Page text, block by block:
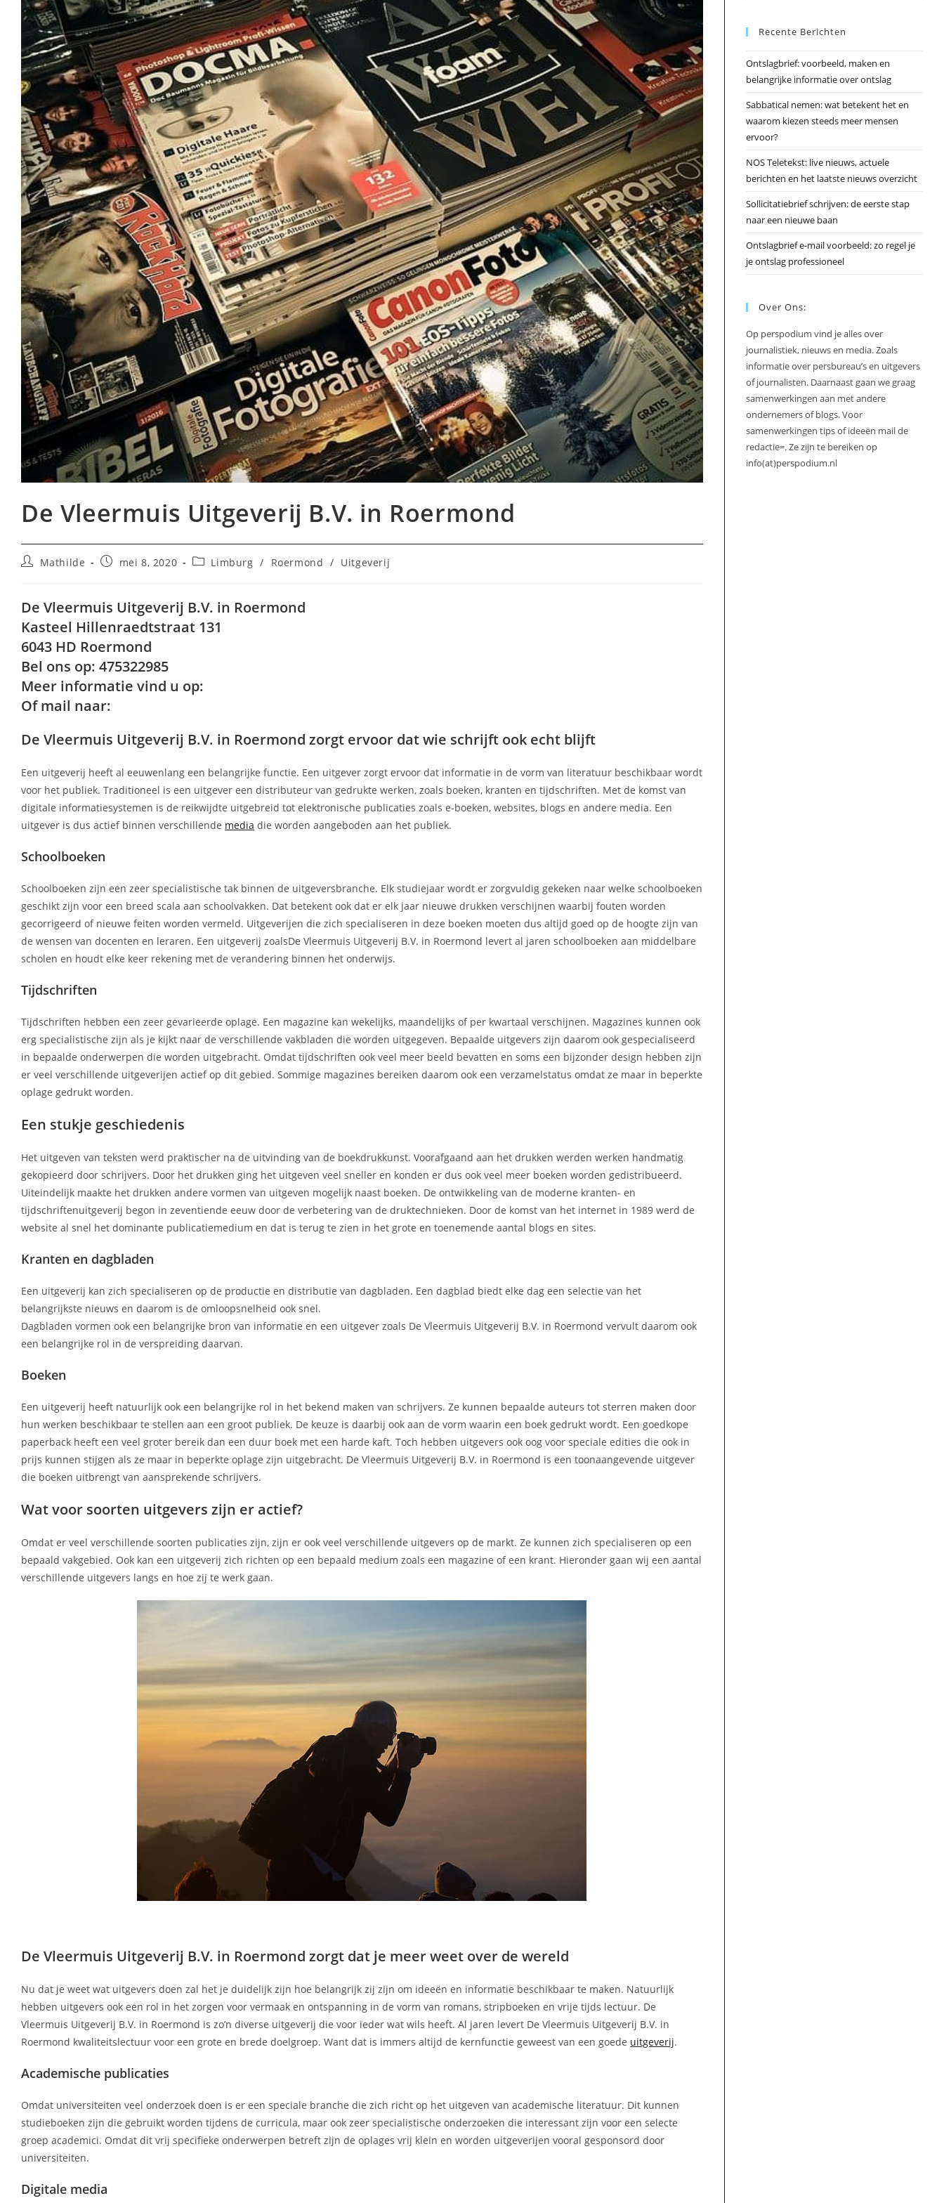
De Vleermuis Uitgeverij B.V. in Roermond
BerichtMathilde
Berichtmei 8, 2020 Berichtcategorie:
Limburg / Roermond / Uitgeverij
De Vleermuis Uitgeverij B.V. in Roermond
Kasteel Hillenraedtstraat 131
6043 HD Roermond
Bel ons op: 475322985
Meer informatie vind u op:
Of mail naar:
De Vleermuis Uitgeverij B.V. in Roermond zorgt ervoor dat wie schrijft ook echt blijft
Een uitgeverij heeft al eeuwenlang een belangrijke functie. Een uitgever zorgt ervoor dat informatie in de vorm van literatuur beschikbaar wordt
voor het publiek. Traditioneel is een uitgever een distributeur van gedrukte werken, zoals boeken, kranten en tijdschriften. Met de komst van
digitale informatiesystemen is de reikwijdte uitgebreid tot elektronische publicaties zoals e-boeken, websites, blogs en andere media. Een
uitgever is dus actief binnen verschillende media die worden aangeboden aan het publiek.
Schoolboeken
Schoolboeken zijn een zeer specialistische tak binnen de uitgeversbranche. Elk studiejaar wordt er zorgvuldig gekeken naar welke schoolboeken
geschikt zijn voor een breed scala aan schoolvakken. Dat betekent ook dat er elk jaar nieuwe drukken verschijnen waarbij fouten worden
gecorrigeerd of nieuwe feiten worden vermeld. Uitgeverijen die zich specialiseren in deze boeken moeten dus altijd goed op de hoogte zijn van
de wensen van docenten en leraren. Een uitgeverij zoalsDe Vleermuis Uitgeverij B.V. in Roermond levert al jaren schoolboeken aan middelbare
scholen en houdt elke keer rekening met de verandering binnen het onderwijs.
Tijdschriften
Tijdschriften hebben een zeer gevarieerde oplage. Een magazine kan wekelijks, maandelijks of per kwartaal verschijnen. Magazines kunnen ook
erg specialistische zijn als je kijkt naar de verschillende vakbladen die worden uitgegeven. Bepaalde uitgevers zijn daarom ook gespecialiseerd
in bepaalde onderwerpen die worden uitgebracht. Omdat tijdschriften ook veel meer beeld bevatten en soms een bijzonder design hebben zijn
er veel verschillende uitgeverijen actief op dit gebied. Sommige magazines bereiken daarom ook een verzamelstatus omdat ze maar in beperkte
oplage gedrukt worden.
Een stukje geschiedenis
Het uitgeven van teksten werd praktischer na de uitvinding van de boekdrukkunst. Voorafgaand aan het drukken werden werken handmatig
gekopieerd door schrijvers. Door het drukken ging het uitgeven veel sneller en konden er dus ook veel meer boeken worden gedistribueerd.
Uiteindelijk maakte het drukken andere vormen van uitgeven mogelijk naast boeken. De ontwikkeling van de moderne kranten- en
tijdschriftenuitgeverij begon in zeventiende eeuw door de verbetering van de druktechnieken. Door de komst van het internet in 1989 werd de
website al snel het dominante publicatiemedium en dat is terug te zien in het grote en toenemende aantal blogs en sites.
Kranten en dagbladen
Een uitgeverij kan zich specialiseren op de productie en distributie van dagbladen. Een dagblad biedt elke dag een selectie van het
belangrijkste nieuws en daarom is de omloopsnelheid ook snel.
Dagbladen vormen ook een belangrijke bron van informatie en een uitgever zoals De Vleermuis Uitgeverij B.V. in Roermond vervult daarom ook
een belangrijke rol in de verspreiding daarvan.
Boeken
Een uitgeverij heeft natuurlijk ook een belangrijke rol in het bekend maken van schrijvers. Ze kunnen bepaalde auteurs tot sterren maken door
hun werken beschikbaar te stellen aan een groot publiek. De keuze is daarbij ook aan de vorm waarin een boek gedrukt wordt. Een goedkope
paperback heeft een veel groter bereik dan een duur boek met een harde kaft. Toch hebben uitgevers ook oog voor speciale edities die ook in
prijs kunnen stijgen als ze maar in beperkte oplage zijn uitgebracht. De Vleermuis Uitgeverij B.V. in Roermond is een toonaangevende uitgever
die boeken uitbrengt van aansprekende schrijvers.
Wat voor soorten uitgevers zijn er actief?
Omdat er veel verschillende soorten publicaties zijn, zijn er ook veel verschillende uitgevers op de markt. Ze kunnen zich specialiseren op een
bepaald vakgebied. Ook kan een uitgeverij zich richten op een bepaald medium zoals een magazine of een krant. Hieronder gaan wij een aantal
verschillende uitgevers langs en hoe zij te werk gaan.
De Vleermuis Uitgeverij B.V. in Roermond zorgt dat je meer weet over de wereld
Nu dat je weet wat uitgevers doen zal het je duidelijk zijn hoe belangrijk zij zijn om ideeën en informatie beschikbaar te maken. Natuurlijk
hebben uitgevers ook een rol in het zorgen voor vermaak en ontspanning in de vorm van romans, stripboeken en vrije tijds lectuur. De
Vleermuis Uitgeverij B.V. in Roermond is zo’n diverse uitgeverij die voor ieder wat wils heeft. Al jaren levert De Vleermuis Uitgeverij B.V. in
Roermond kwaliteitslectuur voor een grote en brede doelgroep. Want dat is immers altijd de kernfunctie geweest van een goede uitgeverij.
Academische publicaties
Omdat universiteiten veel onderzoek doen is er een speciale branche die zich richt op het uitgeven van academische literatuur. Dit kunnen
studieboeken zijn die gebruikt worden tijdens de curricula, maar ook zeer specialistische onderzoeken die interessant zijn voor een selecte
groep academici. Omdat dit vrij specifieke onderwerpen betreft zijn de oplages vrij klein en worden uitgeverijen vooral gesponsord door
universiteiten.
Digitale media
Recente Berichten
Ontslagbrief: voorbeeld, maken en
belangrijke informatie over ontslag
Sabbatical nemen: wat betekent het en
waarom kiezen steeds meer mensen
ervoor?
NOS Teletekst: live nieuws, actuele
berichten en het laatste nieuws overzicht
Sollicitatiebrief schrijven: de eerste stap
naar een nieuwe baan
Ontslagbrief e-mail voorbeeld: zo regel je
je ontslag professioneel
Over Ons:
Op perspodium vind je alles over
journalistiek, nieuws en media. Zoals
informatie over persbureau’s en uitgevers
of journalisten. Daarnaast gaan we graag
samenwerkingen aan met andere
ondernemers of blogs. Voor
samenwerkingen tips of ideeën mail de
redactie=. Ze zijn te bereiken op
info(at)perspodium.nl